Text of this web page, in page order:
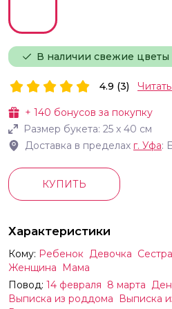
В наличии свежие цветы
+ 140 бонусов за покупку
Размер букета: 25 х 40 см
Доставка в пределах г. Уфа:
4.9 (3)
КУПИТЬ
Характеристики
Кому: Ребенок Девочка Сестра
Женщина
Мама
Повод: 14 февраля 8 марта
Выписка из роддома
Выписка